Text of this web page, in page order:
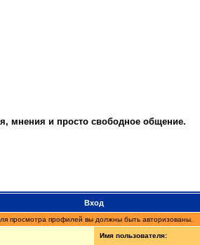
мнения и просто свободное общение.
Вход
просмотра профилей вы должны быть авторизованы.
Имя пользователя: